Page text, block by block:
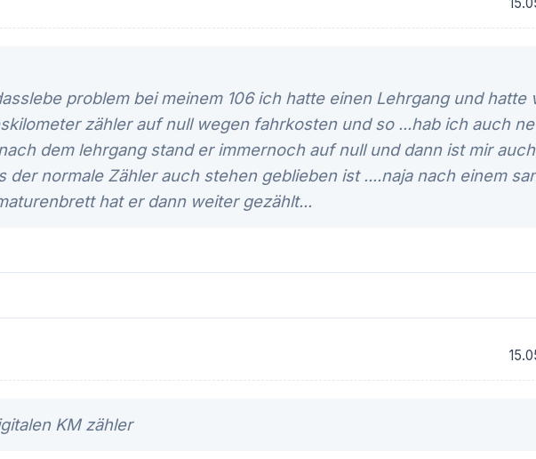
problem bei meinem 106 ich hatte einen Lehrgang und hatte
zähler auf null wegen fahrkosten und so ...hab ich auch
dem lehrgang stand er immernoch auf null und dann ist mir auch
der normale Zähler auch stehen geblieben ist ....naja nach einem
hat er dann weiter gezählt...
KM zähler